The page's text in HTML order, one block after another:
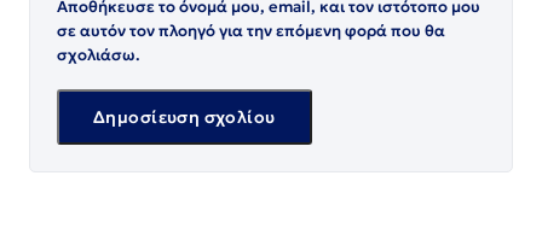
Αποθήκευσε το όνομά μου, email, και τον ιστότοπο μου
σε αυτόν τον πλοηγό για την επόμενη φορά που θα
σχολιάσω.